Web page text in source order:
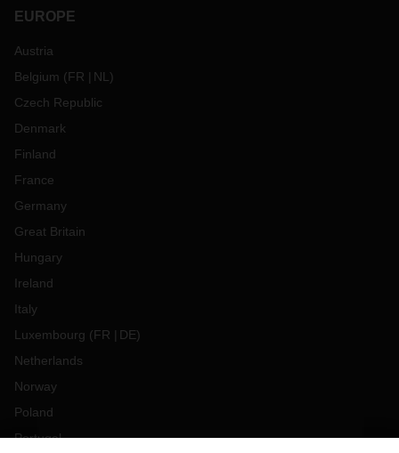
EUROPE
Austria
Belgium (FR NL )
Czech Republic
Denmark
Finland
France
Germany
Great Britain
Hungary
Ireland
Italy
Luxembourg (FR DE)
Netherlands
Norway
Poland
Portugal